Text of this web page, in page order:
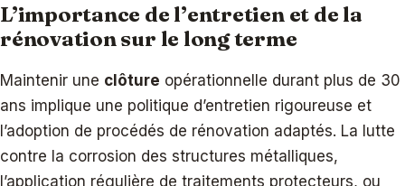
L’importance de l’entretien et de la
rénovation sur le long terme
Maintenir une clôture opérationnelle durant plus de 30
ans implique une politique d’entretien rigoureuse et
l’adoption de procédés de rénovation adaptés. La lutte
contre la corrosion des structures métalliques,
l’application régulière de traitements protecteurs, ou